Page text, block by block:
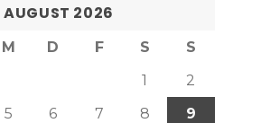
AUGUST 2026
M D F S
S
1
2
5 6 7 8
9